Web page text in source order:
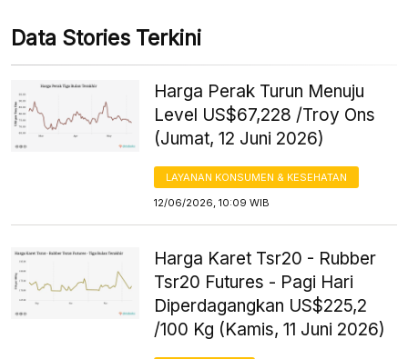
Data Stories Terkini
Harga Perak Turun Menuju
Level US$67,228 /Troy Ons
(Jumat, 12 Juni 2026)
LAYANAN KONSUMEN & KESEHATAN
12/06/2026, 10:09 WIB
Harga Karet Tsr20 - Rubber
Tsr20 Futures - Pagi Hari
Diperdagangkan US$225,2
/100 Kg (Kamis, 11 Juni 2026)